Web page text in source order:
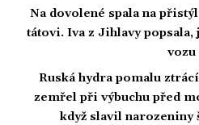
Na dovolené spala na
tátovi. Iva z Jihlavy
vozu
Ruská hydra pomalu
zemřel při výbuchu před
když slavil narozeniny